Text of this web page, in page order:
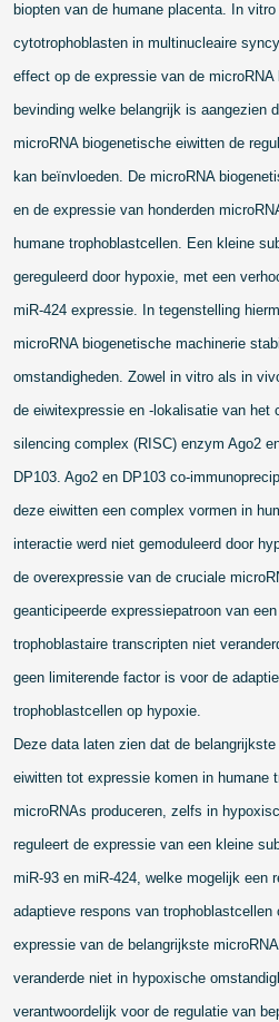
biopten van de humane placenta. In
cytotrophoblasten in multinucleaire
effect op de expressie van de
bevinding welke belangrijk is aangezien
microRNA biogenetische eiwitten de
kan beïnvloeden. De microRNA
en de expressie van honderden
humane trophoblastcellen. Een kleine
gereguleerd door hypoxie, met een
miR-424 expressie. In tegenstelling
microRNA biogenetische machinerie
omstandigheden. Zowel in vitro als in
de eiwitexpressie en -lokalisatie van het
silencing complex (RISC) enzym Ago2
DP103. Ago2 en DP103 co-
deze eiwitten een complex vormen in
interactie werd niet gemoduleerd door
de overexpressie van de cruciale
geanticipeerde expressiepatroon van
trophoblastaire transcripten niet
geen limiterende factor is voor de
trophoblastcellen op hypoxie.
Deze data laten zien dat de
eiwitten tot expressie komen in humane
microRNAs produceren, zelfs in
reguleert de expressie van een kleine
miR-93 en miR-424, welke mogelijk een
adaptieve respons van
expressie van de belangrijkste
veranderde niet in hypoxische
verantwoordelijk voor de regulatie van